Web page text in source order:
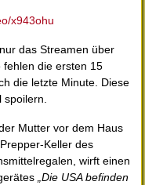
x943ohu
das Streamen über
fehlen die ersten 15
die letzte Minute. Diese
spoilern.
Mutter vor dem Haus
Keller des
wirft einen
„Die USA befinden